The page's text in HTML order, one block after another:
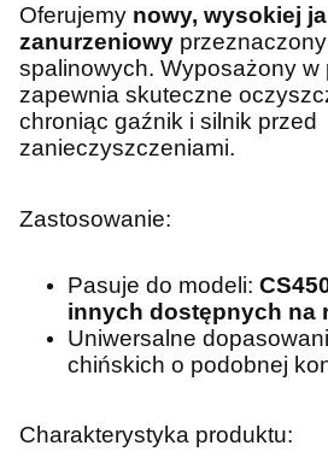
Oferujemy nowy, wysokiej
zanurzeniowy
spalinowych. Wyposażony w
zapewnia skuteczne
chroniąc gaźnik i silnik przed
zanieczyszczeniami.
Zastosowanie:
Pasuje do modeli:
innych dostępnych na
Uniwersalne
chińskich o podobnej
Charakterystyka produktu: